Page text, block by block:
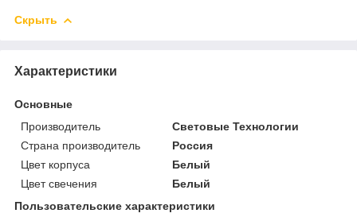
Скрыть
Характеристики
Основные
Производитель
Световые Технологии
Страна производитель
Россия
Цвет корпуса
Белый
Цвет свечения
Белый
Пользовательские характеристики